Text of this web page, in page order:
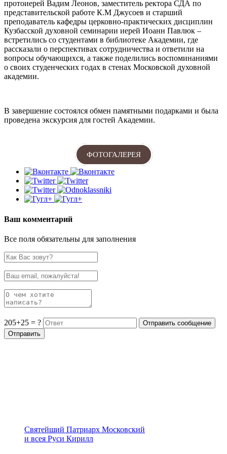
протоиерей Вадим Леонов, заместитель ректора СДА по
представительской работе К.М Джусоев и старший
преподаватель кафедры церковно-практических дисциплин
Кузбасской духовной семинарии иерей Иоанн Павлюк –
встретились со студентами в библиотеке Академии, где
рассказали о перспективах сотрудничества и ответили на
вопросы обучающихся, а также поделились воспоминаниями
о своих студенческих годах в стенах Московской духовной
академии.
В завершение состоялся обмен памятными подарками и была
проведена экскурсия для гостей Академии.
ФОТОГАЛЕРЕЯ
Ваш комментарий
Все поля обязательны для заполнения
205+25 = ?
Святейший Патриарх Московский
и всея Руси Кирилл